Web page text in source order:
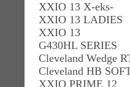
XXIO 13 X-eks-
XXIO 13 LADIES
XXIO 13
G430HL SERIES
Cleveland Wedge
Cleveland HB
XXIO PRIME 12